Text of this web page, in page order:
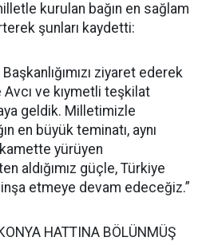
kurulan bağın en sağlam
şunları kaydetti:
ziyaret ederek
Avcı ve kıymetli teşkilat
geldik. Milletimizle
en büyük teminatı, aynı
yürüyen
aldığımız güçle, Türkiye
inşa etmeye devam edeceğiz.”
HATTINA BÖLÜNMÜŞ